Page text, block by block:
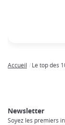
Accueil Le top des
Newsletter
Soyez les premiers